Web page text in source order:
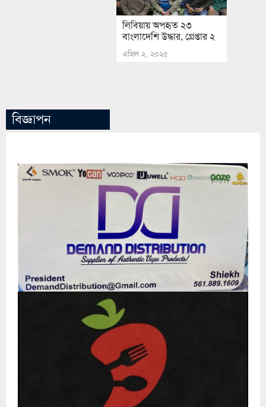
লিবিয়ায় অপহৃত ২৩
বাংলাদেশি উদ্ধার, গ্রেপ্তার ২
এপ্রিল ২, ২০২৫
বিজ্ঞাপন